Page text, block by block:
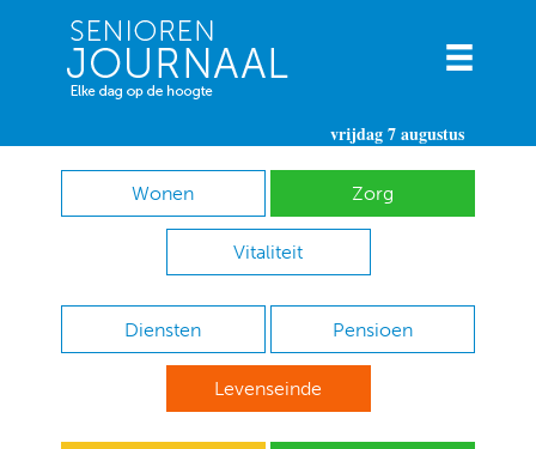
vrijdag 7 augustus
Wonen Zorg
Vitaliteit
Diensten Pensioen
Levenseinde